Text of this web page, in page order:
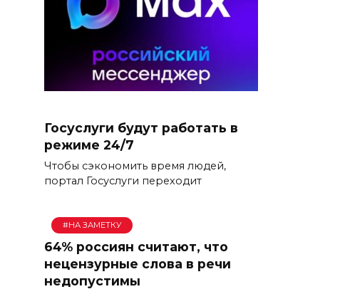
Госуслуги будут работать в
режиме 24/7
Чтобы сэкономить время людей,
портал Госуслуги переходит
#НА ЗАМЕТКУ
64% россиян считают, что
нецензурные слова в речи
недопустимы